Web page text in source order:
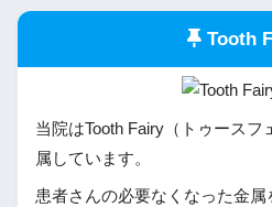
Tooth
当院はTooth Fairy（トゥースフ
属しています。
患者さんの必要なくなった金